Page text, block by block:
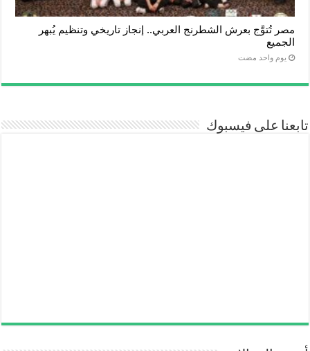
مصر تُتوَّج بعرش الشطرنج العربي.. إنجاز تاريخي وتنظيم يُبهر
الجميع
‏يوم واحد مضت
تابعنا على فيسبوك